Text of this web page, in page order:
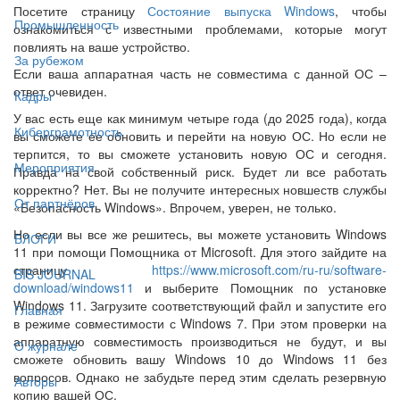
Промышленность
За рубежом
Кадры
Киберграмотность
Мероприятия
От партнёров
БЛОГИ
BIS JOURNAL
Главная
О журнале
Авторы
Посетите страницуСостояние выпуска Windows, чтобы
ознакомиться с известными проблемами, которые могут
повлиять на ваше устройство.
Если ваша аппаратная часть не совместима с данной ОС –
ответ очевиден.
У вас есть еще как минимум четыре года (до 2025 года), когда
вы сможете ее обновить и перейти на новую ОС. Но если не
терпится, то вы сможете установить новую ОС и сегодня.
Правда на свой собственный риск. Будет ли все работать
корректно? Нет. Вы не получите интересных новшеств службы
«Безопасность Windows». Впрочем, уверен, не только.
Но если вы все же решитесь, вы можете установить Windows
11 при помощи Помощника от Microsoft. Для этого зайдите на
страницу https://www.microsoft.com/ru-ru/software-
download/windows11
и выберите Помощник по установке
Windows 11. Загрузите соответствующий файл и запустите его
в режиме совместимости с Windows 7. При этом проверки на
аппаратную совместимость производиться не будут, и вы
сможете обновить вашу Windows 10 до Windows 11 без
вопросов. Однако не забудьте перед этим сделать резервную
копию вашей ОС.